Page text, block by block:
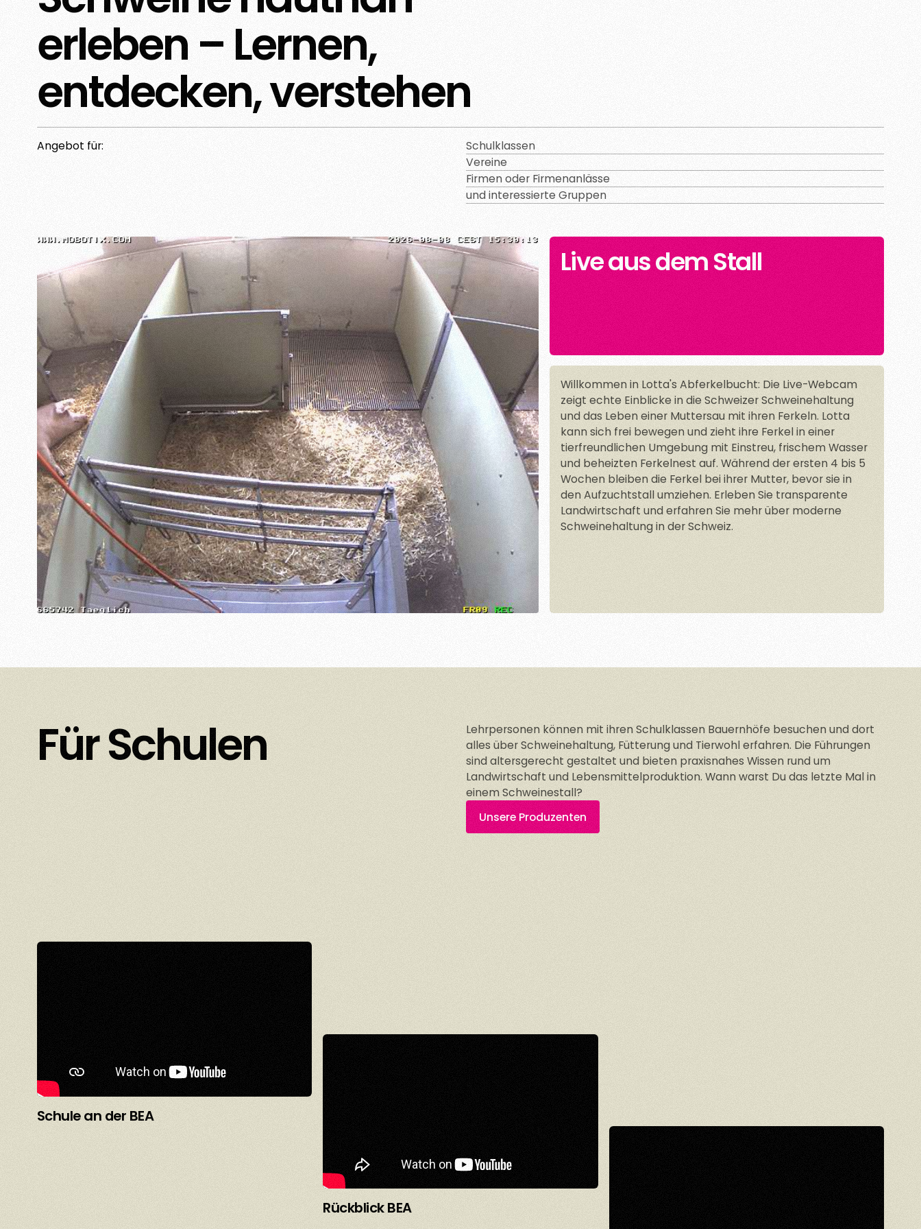
erleben – Lernen,
entdecken, verstehen
Angebot für:
Schulklassen
Vereine
Firmen oder Firmenanlässe
und interessierte Gruppen
Live aus dem Stall
Willkommen in Lotta's Abferkelbucht: Die Live-Webcam
zeigt echte Einblicke in die Schweizer Schweinehaltung
und das Leben einer Muttersau mit ihren Ferkeln. Lotta
kann sich frei bewegen und zieht ihre Ferkel in einer
tierfreundlichen Umgebung mit Einstreu, frischem Wasser
und beheizten Ferkelnest auf. Während der ersten 4 bis 5
Wochen bleiben die Ferkel bei ihrer Mutter, bevor sie in
den Aufzuchtstall umziehen. Erleben Sie transparente
Landwirtschaft und erfahren Sie mehr über moderne
Schweinehaltung in der Schweiz.
Für Schulen
Lehrpersonen können mit ihren Schulklassen Bauernhöfe besuchen und dort
alles über Schweinehaltung, Fütterung und Tierwohl erfahren. Die Führungen
sind altersgerecht gestaltet und bieten praxisnahes Wissen rund um
Landwirtschaft und Lebensmittelproduktion. Wann warst Du das letzte Mal in
einem Schweinestall?
Unsere Produzenten
Schule an der BEA
Rückblick BEA